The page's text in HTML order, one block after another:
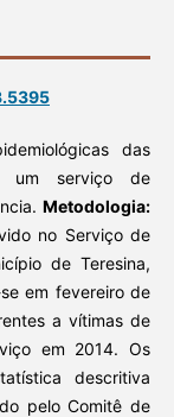
das
um serviço de
Metodologia:
no Serviço de
de Teresina,
em fevereiro de
a vítimas de
em 2014. Os
descritiva
pelo Comitê de